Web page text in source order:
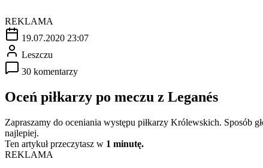
REKLAMA
19.07.2020 23:07
Leszczu
30 komentarzy
Oceń piłkarzy po meczu z Leganés
Zapraszamy do oceniania występu piłkarzy Królewskich. Sposób
najlepiej.
Ten artykuł przeczytasz w 1 minutę.
REKLAMA